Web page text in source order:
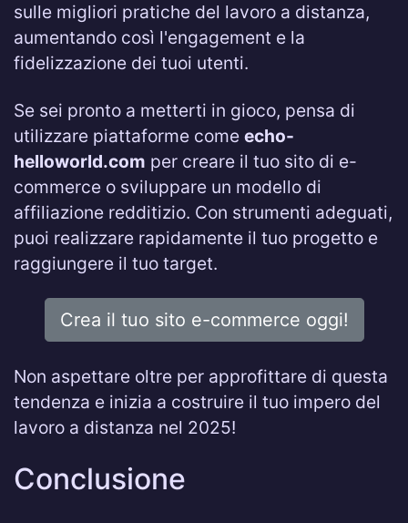
sulle migliori pratiche del lavoro a distanza,
aumentando così l'engagement e la
fidelizzazione dei tuoi utenti.
Se sei pronto a metterti in gioco, pensa di
utilizzare piattaforme come echo-
helloworld.com per creare il tuo sito di e-
commerce o sviluppare un modello di
affiliazione redditizio. Con strumenti adeguati,
puoi realizzare rapidamente il tuo progetto e
raggiungere il tuo target.
Crea il tuo sito e-commerce oggi!
Non aspettare oltre per approfittare di questa
tendenza e inizia a costruire il tuo impero del
lavoro a distanza nel 2025!
Conclusione